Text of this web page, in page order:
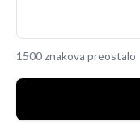
1500 znakova preostalo